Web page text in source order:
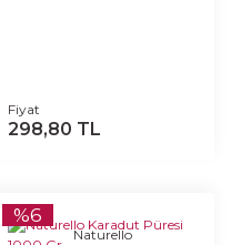
Fiyat
298,80 TL
%6
Naturello